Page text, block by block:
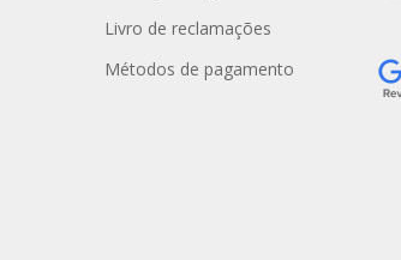
Livro de reclamações
Métodos de pagamento